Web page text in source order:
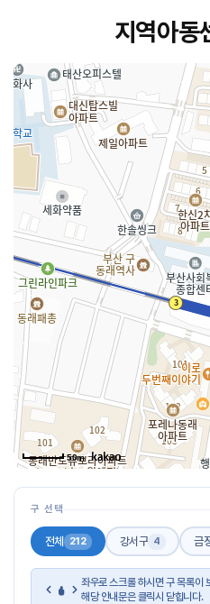
지역아동
50m
구 선택
전체 212 강서구 4 금
좌우로 스크롤 하시면 구 목록이
해당 안내문은 클릭시 닫힙니다.